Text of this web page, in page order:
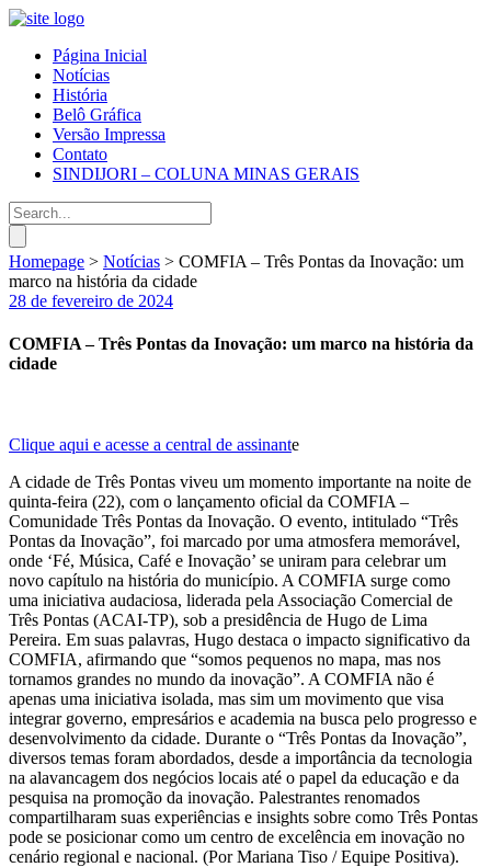
Página Inicial
Notícias
História
Belô Gráfica
Versão Impressa
Contato
SINDIJORI – COLUNA MINAS GERAIS
Homepage > Notícias > COMFIA – Três Pontas da Inovação: um
marco na história da cidade
28 de fevereiro de 2024
COMFIA – Três Pontas da Inovação: um marco na história da
cidade
Clique aqui e acesse a central de assinante
A cidade de Três Pontas viveu um momento importante na noite de
quinta-feira (22), com o lançamento oficial da COMFIA –
Comunidade Três Pontas da Inovação. O evento, intitulado “Três
Pontas da Inovação”, foi marcado por uma atmosfera memorável,
onde ‘Fé, Música, Café e Inovação’ se uniram para celebrar um
novo capítulo na história do município. A COMFIA surge como
uma iniciativa audaciosa, liderada pela Associação Comercial de
Três Pontas (ACAI-TP), sob a presidência de Hugo de Lima
Pereira. Em suas palavras, Hugo destaca o impacto significativo da
COMFIA, afirmando que “somos pequenos no mapa, mas nos
tornamos grandes no mundo da inovação”. A COMFIA não é
apenas uma iniciativa isolada, mas sim um movimento que visa
integrar governo, empresários e academia na busca pelo progresso e
desenvolvimento da cidade. Durante o “Três Pontas da Inovação”,
diversos temas foram abordados, desde a importância da tecnologia
na alavancagem dos negócios locais até o papel da educação e da
pesquisa na promoção da inovação. Palestrantes renomados
compartilharam suas experiências e insights sobre como Três Pontas
pode se posicionar como um centro de excelência em inovação no
cenário regional e nacional. (Por Mariana Tiso / Equipe Positiva).